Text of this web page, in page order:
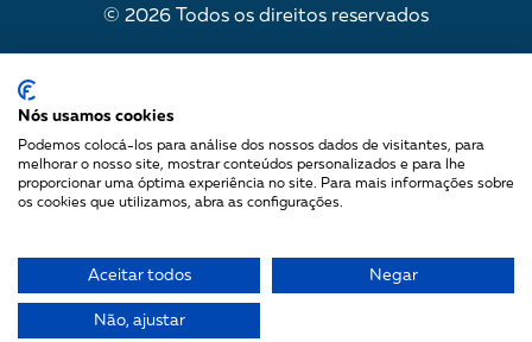
© 2026 Todos os direitos reservados
Mapa do site
Termos de uso
Nós usamos cookies
Podemos colocá-los para análise dos nossos dados de visitantes, para
melhorar o nosso site, mostrar conteúdos personalizados e para lhe
proporcionar uma óptima experiência no site. Para mais informações sobre
os cookies que utilizamos, abra as configurações.
Aceitar todos Negar
Não, ajustar